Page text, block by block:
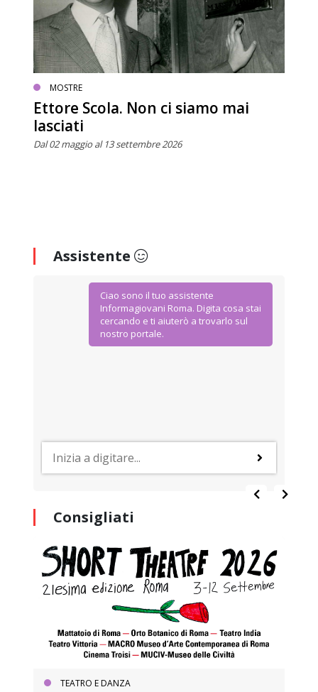
MOSTRE
Ettore Scola. Non ci siamo mai
lasciati
Dal 02 maggio al 13 settembre 2026
Assistente
Ciao sono il tuo assistente
Informagiovani Roma. Digita cosa stai
cercando e ti aiuterò a trovarlo sul
nostro portale.
Consigliati
TEATRO E DANZA